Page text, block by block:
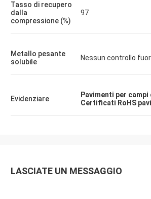
Tasso di recupero
dalla
compressione (%)
97
Metallo pesante
solubile
Nessun controllo
Evidenziare Pavimenti per campi
Certificati RoHS
LASCIATE UN MESSAGGIO